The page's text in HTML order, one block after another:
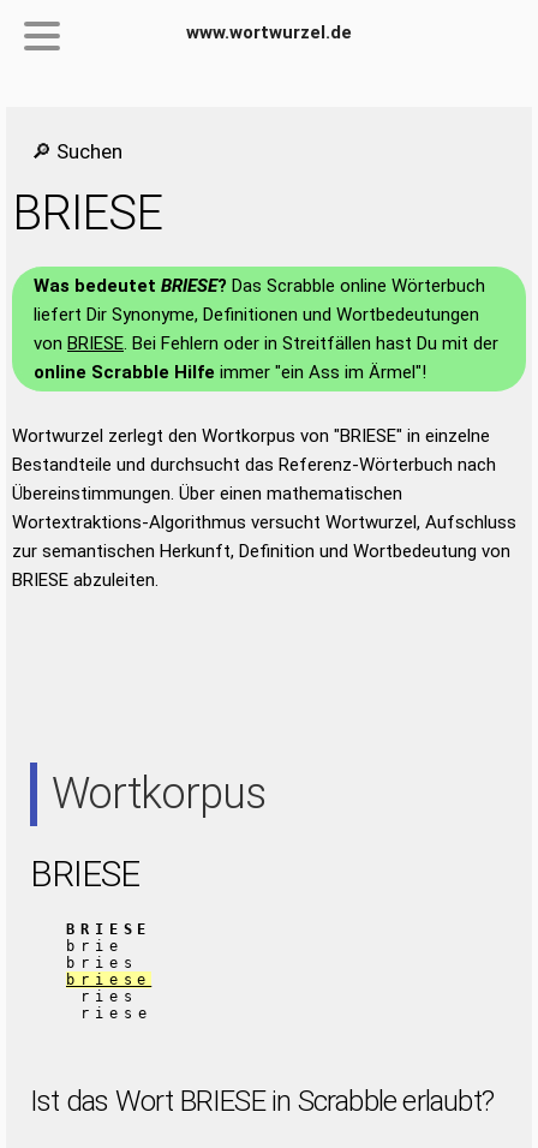
www.wortwurzel.de
🔎 Suchen
BRIESE
Was bedeutet BRIESE? Das Scrabble online Wörterbuch
liefert Dir Synonyme, Definitionen und Wortbedeutungen
von BRIESE. Bei Fehlern oder in Streitfällen hast Du mit der
online Scrabble Hilfe immer "ein Ass im Ärmel"!
Wortwurzel zerlegt den Wortkorpus von "BRIESE" in einzelne
Bestandteile und durchsucht das Referenz-Wörterbuch nach
Übereinstimmungen. Über einen mathematischen
Wortextraktions-Algorithmus versucht Wortwurzel, Aufschluss
zur semantischen Herkunft, Definition und Wortbedeutung von
BRIESE abzuleiten.
Wortkorpus
BRIESE
BRIESE
brie
bries
briese
ries
riese
Ist das Wort BRIESE in Scrabble erlaubt?